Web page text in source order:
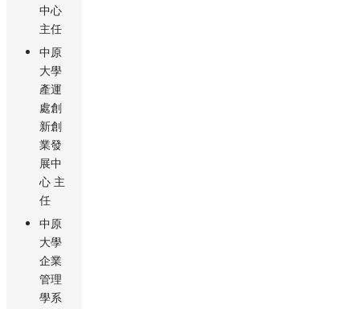
中心
主任
中原
大學
產運
處創
新創
業發
展中
心 主
任
中原
大學
企業
管理
學系